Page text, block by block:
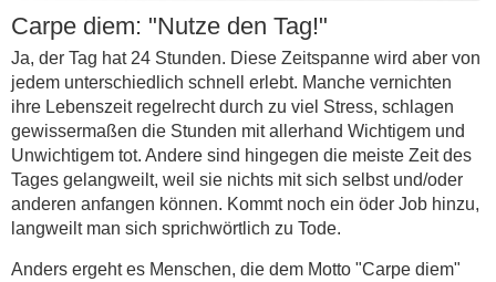
Carpe diem: "Nutze den Tag!"
Ja, der Tag hat 24 Stunden. Diese Zeitspanne wird aber von
jedem unterschiedlich schnell erlebt. Manche vernichten
ihre Lebenszeit regelrecht durch zu viel Stress, schlagen
gewissermaßen die Stunden mit allerhand Wichtigem und
Unwichtigem tot. Andere sind hingegen die meiste Zeit des
Tages gelangweilt, weil sie nichts mit sich selbst und/oder
anderen anfangen können. Kommt noch ein öder Job hinzu,
langweilt man sich sprichwörtlich zu Tode.
Anders ergeht es Menschen, die dem Motto "Carpe diem"